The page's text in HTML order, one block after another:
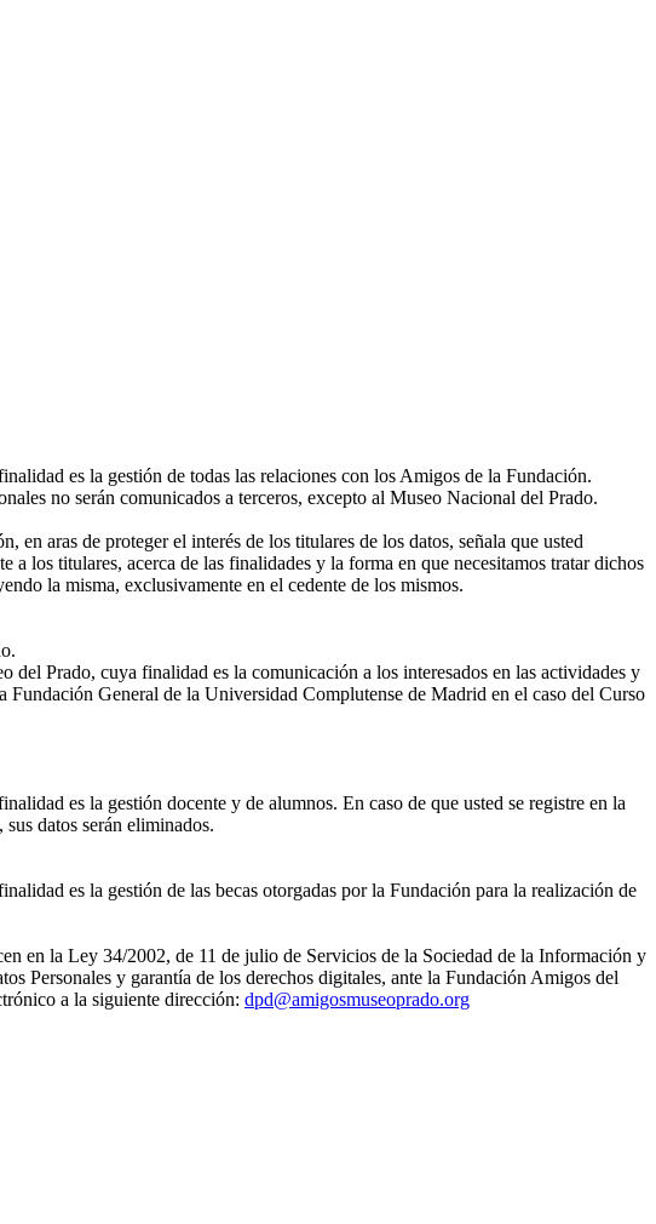
es la gestión de todas las relaciones con los Amigos de la Fundación.
no serán comunicados a terceros, excepto al Museo Nacional del Prado.
en aras de proteger el interés de los titulares de los datos, señala que usted
los titulares, acerca de las finalidades y la forma en que necesitamos tratar dichos
la misma, exclusivamente en el cedente de los mismos.
Prado, cuya finalidad es la comunicación a los interesados en las actividades y
Fundación General de la Universidad Complutense de Madrid en el caso del Curso
es la gestión docente y de alumnos. En caso de que usted se registre en la
datos serán eliminados.
es la gestión de las becas otorgadas por la Fundación para la realización de
en la Ley 34/2002, de 11 de julio de Servicios de la Sociedad de la Información y
Personales y garantía de los derechos digitales, ante la Fundación Amigos del
a la siguiente dirección: dpd@amigosmuseoprado.org